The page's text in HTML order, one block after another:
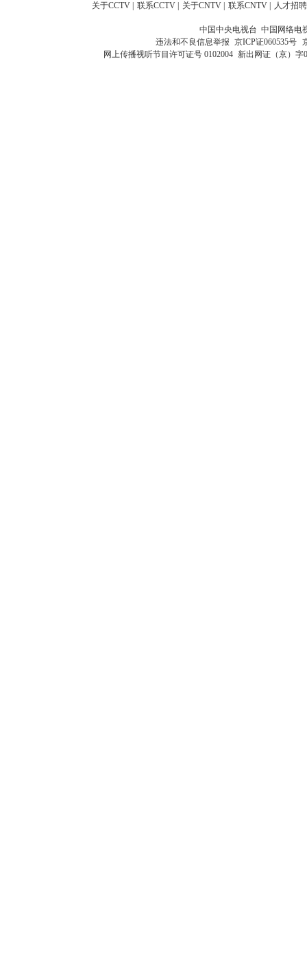
关于CCTV 联系CCTV 关于CNTV 联系CNTV 人才招聘
中国中央电视台 中国网络电
违法和不良信息举报 京ICP证060535号
网上传播视听节目许可证号 0102004 新出网证（京）